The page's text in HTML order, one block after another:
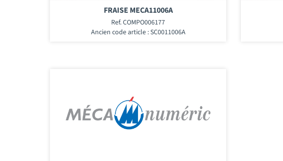
FRAISE MECA11006A
Ref. COMPO006177
Ancien code article : SC0011006A